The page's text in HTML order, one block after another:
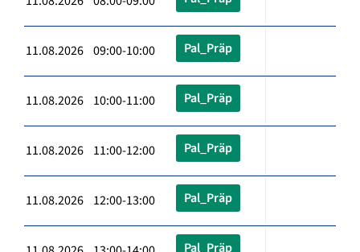
11.08.2026 09:00-10:00 Pal_Präp
11.08.2026 10:00-11:00 Pal_Präp
11.08.2026 11:00-12:00 Pal_Präp
11.08.2026 12:00-13:00 Pal_Präp
Pal_Präp